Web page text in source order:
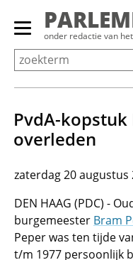
Overslaan
Primair
menu
tonen/verbergen
onder redactie van het
PvdA-
overleden
zaterdag 20 augustus
DEN HAAG (PDC) -
burgemeester Bram
Peper was ten tijde
t/m 1977 persoonlijk